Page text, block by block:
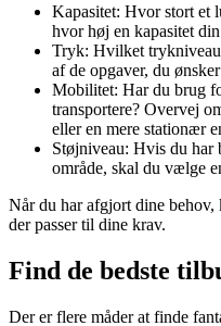
Kapasitet: Hvor stort et
hvor høj en kapasitet
Tryk: Hvilket
af de opgaver, du
Mobilitet: Har du brug
transportere? Overvej
eller en mere stationær
Støjniveau: Hvis du har
område, skal du vælge
Når du har afgjort dine behov,
der passer til dine krav.
Find de bedste
Der er flere måder at finde